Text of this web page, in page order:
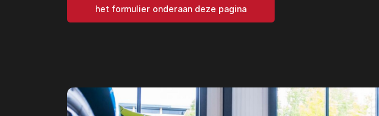
het formulier onderaan deze pagina